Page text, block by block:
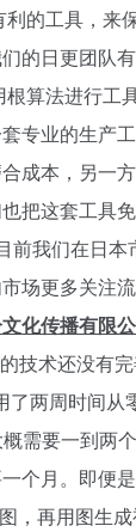
的工具，
的日更团队
算法进行
专业的生产
成本，另一
这套工具
我们在日
更多关注
化传播有限
技术还没有
两周时间
需要一到两
个月。即便
再用图生